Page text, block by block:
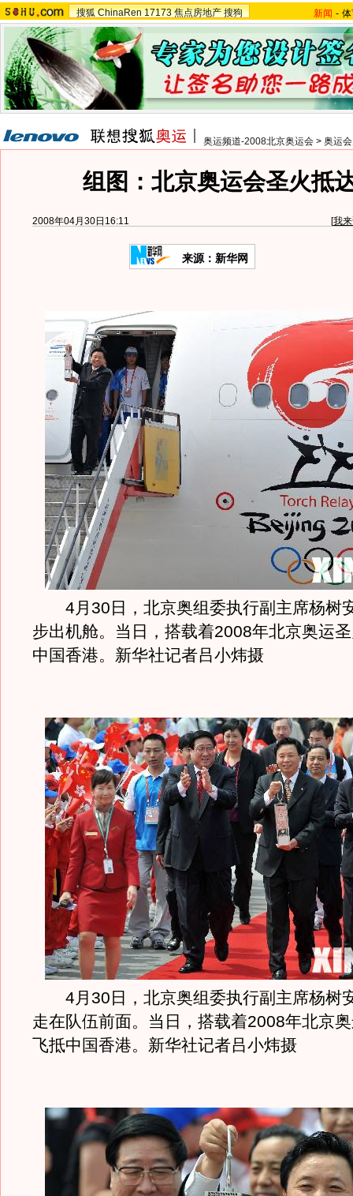
搜狐 ChinaRen 17173 焦点房地产 搜狗 新闻 -
奥运频道-2008北京奥运会 > 奥运
组图：北京奥运会圣火抵
2008年04月30日16:11 [我
来源：新华网
4月30日，北京奥组委执行副主席杨树
步出机舱。当日，搭载着2008年北京奥运
中国香港。新华社记者吕小炜摄
4月30日，北京奥组委执行副主席杨树
走在队伍前面。当日，搭载着2008年北京
飞抵中国香港。新华社记者吕小炜摄